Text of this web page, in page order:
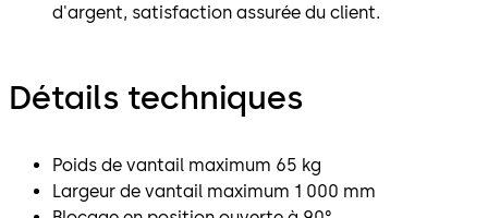
d'argent, satisfaction assurée du client.
Détails techniques
Poids de vantail maximum 65 kg
Largeur de vantail maximum 1 000 mm